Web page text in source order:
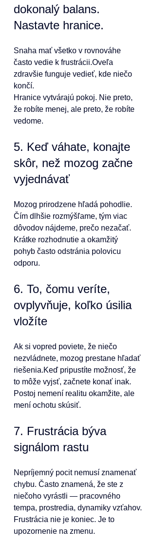
dokonalý balans.
Nastavte hranice.
Snaha mať všetko v rovnováhe
často vedie k frustrácii.Oveľa
zdravšie funguje vedieť, kde niečo
končí.
Hranice vytvárajú pokoj. Nie preto,
že robíte menej, ale preto, že robíte
vedome.
5. Keď váhate, konajte
skôr, než mozog začne
vyjednávať
Mozog prirodzene hľadá pohodlie.
Čím dlhšie rozmýšľame, tým viac
dôvodov nájdeme, prečo nezačať.
Krátke rozhodnutie a okamžitý
pohyb často odstránia polovicu
odporu.
6. To, čomu veríte,
ovplyvňuje, koľko úsilia
vložíte
Ak si vopred poviete, že niečo
nezvládnete, mozog prestane hľadať
riešenia.Keď pripustíte možnosť, že
to môže vyjsť, začnete konať inak.
Postoj nemení realitu okamžite, ale
mení ochotu skúsiť.
7. Frustrácia býva
signálom rastu
Nepríjemný pocit nemusí znamenať
chybu. Často znamená, že ste z
niečoho vyrástli — pracovného
tempa, prostredia, dynamiky vzťahov.
Frustrácia nie je koniec. Je to
upozornenie na zmenu.